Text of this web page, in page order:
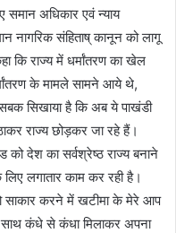
अधिकार एवं न्याय
नागरिक संहिताष् कानून को लागू
कि राज्य में धर्मांतरण का खेल
के मामले सामने आये थे,
सिखाया है कि अब ये पाखंडी
राज्य छोड़कर जा रहे हैं।
को देश का सर्वश्रेष्ठ राज्य बनाने
लगातार काम कर रही है।
साकार करने में खटीमा के मेरे आप
साथ कंधे से कंधा मिलाकर अपना